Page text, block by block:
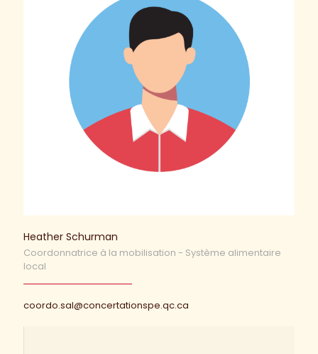
Heather Schurman
Coordonnatrice à la mobilisation - Système alimentaire
local
coordo.sal@concertationspe.qc.ca